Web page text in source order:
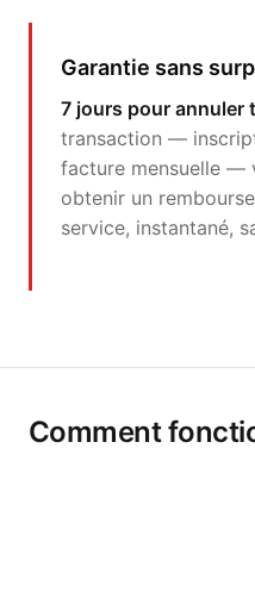
Garantie sans
7 jours pour annuler
transaction —
facture mensuelle —
obtenir un
service, instantané,
Comment